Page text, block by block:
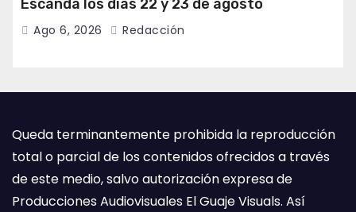
Escanda los días 22 y 23 de agosto
Ago 6, 2026 Redacción
Queda terminantemente prohibida la reproducción
total o parcial de los contenidos ofrecidos a través
de este medio, salvo autorización expresa de
Producciones Audiovisuales El Guaje Visuals. Así